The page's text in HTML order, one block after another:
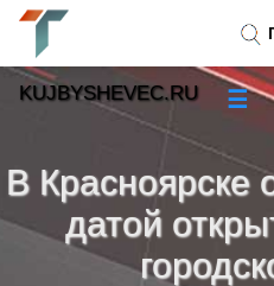
В Красноярске
датой
KUJBYSHEVEC.RU ☰
Новости»
Тренды новостей»
Рубрики»